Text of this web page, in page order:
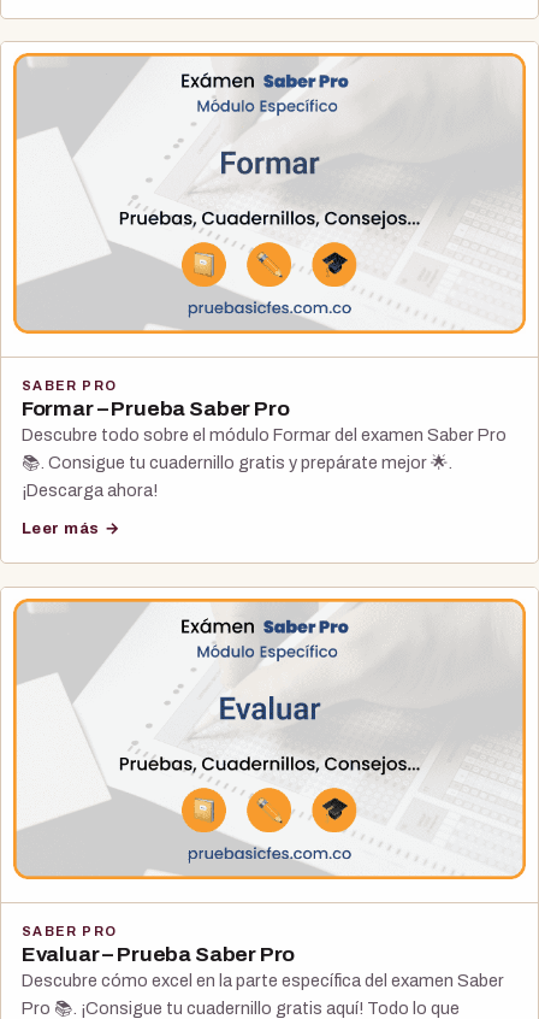
SABER PRO
Formar – Prueba Saber Pro
Descubre todo sobre el módulo Formar del examen Saber Pro
📚. Consigue tu cuadernillo gratis y prepárate mejor 🌟.
¡Descarga ahora!
Leer más →
SABER PRO
Evaluar – Prueba Saber Pro
Descubre cómo excel en la parte específica del examen Saber
Pro 📚. ¡Consigue tu cuadernillo gratis aquí! Todo lo que